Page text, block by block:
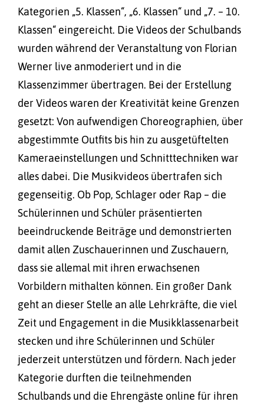
Kategorien „5. Klassen“, „6. Klassen“ und „7. – 10.
Klassen“ eingereicht. Die Videos der Schulbands
wurden während der Veranstaltung von Florian
Werner live anmoderiert und in die
Klassenzimmer übertragen. Bei der Erstellung
der Videos waren der Kreativität keine Grenzen
gesetzt: Von aufwendigen Choreographien, über
abgestimmte Outfits bis hin zu ausgetüftelten
Kameraeinstellungen und Schnitttechniken war
alles dabei. Die Musikvideos übertrafen sich
gegenseitig. Ob Pop, Schlager oder Rap – die
Schülerinnen und Schüler präsentierten
beeindruckende Beiträge und demonstrierten
damit allen Zuschauerinnen und Zuschauern,
dass sie allemal mit ihren erwachsenen
Vorbildern mithalten können. Ein großer Dank
geht an dieser Stelle an alle Lehrkräfte, die viel
Zeit und Engagement in die Musikklassenarbeit
stecken und ihre Schülerinnen und Schüler
jederzeit unterstützen und fördern. Nach jeder
Kategorie durften die teilnehmenden
Schulbands und die Ehrengäste online für ihren